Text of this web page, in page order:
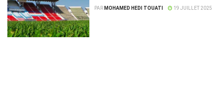
PAR MOHAMED HEDI TOUATI 19 JUILLET 2025